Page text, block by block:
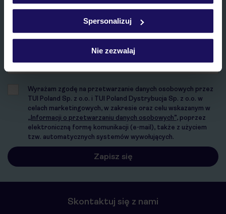
Szczegółowe informacje o plikach cookie znajdziesz
polityce plików cookies oraz polityce prywatności
Spersonalizuj
Nie zezwalaj
IMIĘ*
Wyrażam zgodę na przetwarzanie danych osobowych przez
TUI Poland Sp. z o.o. i TUI Poland Dystrybucja Sp. z o.o. w
celach marketingowych, w zakresie oraz celu wskazanym w
„Informacji o przetwarzaniu danych osobowych”, poprzez
elektroniczną formę komunikacji (e-mail), także z użyciem
tzw. automatycznych systemów wywołujących.
Skontaktuj się z nami